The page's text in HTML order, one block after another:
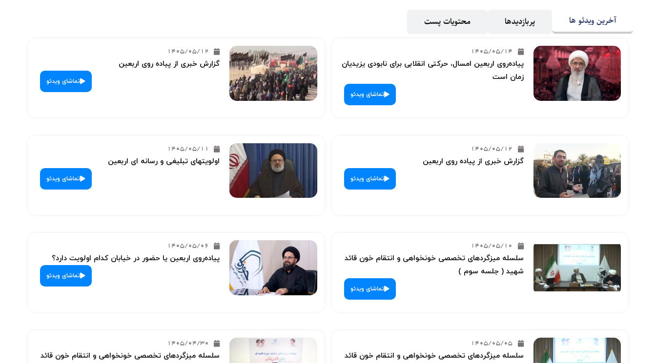
آخرین ویدئو ها پربازدیدها محتویات پست
1405/05/14
پیاده‌روی اربعین امسال، حرکتی انقلابی برای نابودی یزیدیان
زمان است
تماشای ویدئو
1405/05/12
گزارش خبری از پیاده روی اربعین
تماشای ویدئو
1405/05/12
گزارش خبری از پیاده روی اربعین
تماشای ویدئو
1405/05/11
اولویتهای تبلیغی و رسانه ای اربعین
تماشای ویدئو
1405/05/10
سلسله میزگردهای تخصصی خونخواهی و انتقام خون قائد
شهید ( جلسه سوم )
تماشای ویدئو
1405/05/06
پیاده‌روی اربعین یا حضور در خیابان کدام اولویت دارد؟
تماشای ویدئو
1405/05/05
سلسله میزگردهای تخصصی خونخواهی و انتقام خون قائد
1405/04/30
سلسله میزگردهای تخصصی خونخواهی و انتقام خون قائد